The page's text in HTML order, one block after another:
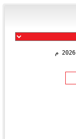
2026 م